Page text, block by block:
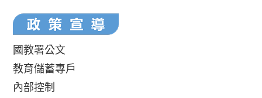
國教署公文
教育儲蓄專戶
內部控制